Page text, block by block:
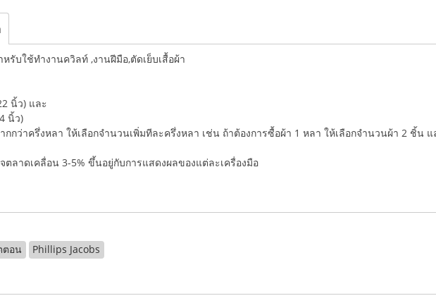
รับใช้ทำงานควิลท์ ,งานฝีมือ,ตัดเย็บเสื้อผ้า
นิ้ว) และ
นิ้ว)
กว่าครึ่งหลา ให้เลือกจำนวนเพิ่มทีละครึ่งหลา เช่น ถ้าต้องการซื้อผ้า 1 หลา ให้เลือกจำนวนผ้า 2 ชิ้น
ตลาดเคลื่อน 3-5% ขึ้นอยู่กับการแสดงผลของแต่ละเครื่องมือ
ตอน Phillips Jacobs